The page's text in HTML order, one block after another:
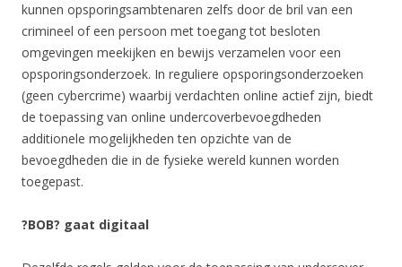
kunnen opsporingsambtenaren zelfs door de bril van een
crimineel of een persoon met toegang tot besloten
omgevingen meekijken en bewijs verzamelen voor een
opsporingsonderzoek. In reguliere opsporingsonderzoeken
(geen cybercrime) waarbij verdachten online actief zijn, biedt
de toepassing van online undercoverbevoegdheden
additionele mogelijkheden ten opzichte van de
bevoegdheden die in de fysieke wereld kunnen worden
toegepast.
?BOB? gaat digitaal